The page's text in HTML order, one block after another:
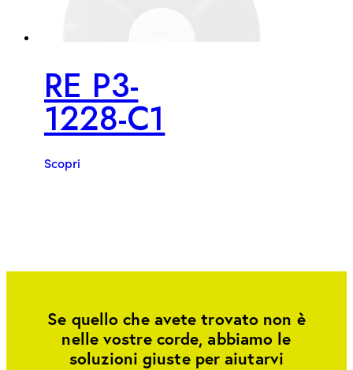
RE P3-
1228-C1
Scopri
Se quello che avete trovato non è
nelle vostre corde, abbiamo le
soluzioni giuste per aiutarvi